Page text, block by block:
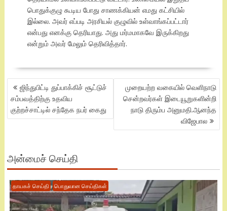
பொதுக்குழு கூடிய போது சாணக்கியன் எமது கட்சியில்
இல்லை. அவர் எப்படி அரசியல் குழுவில் உள்வாங்கப்பட்டார்
என்பது எனக்கு தெரியாது. அது மர்மமாகவே இருக்கிறது
என்றும் அவர் மேலும் தெரிவித்தார்.
POST
NAVIGATION
ஜிந்துபிட்டி துப்பாக்கிச் சூட்டுச்
சம்பவத்திற்கு உதவிய
குற்றச்சாட்டில் சந்தேக நபர் கைது
முறையற்ற வகையில் வெளிநாடு
சென்றவர்கள் இடையூறுகளின்றி
நாடு திரும்ப அனுமதி.ஆனந்த
விஜேபால
அன்மைச் செய்தி
தாயகச் செய்தி பொதுவான செய்திகள்